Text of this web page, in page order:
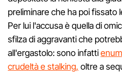
preliminare che ha poi fissato
Per lui l'accusa è quella di
sfilza di aggravanti che
all'ergastolo: sono infatti
crudeltà e stalking, oltre a